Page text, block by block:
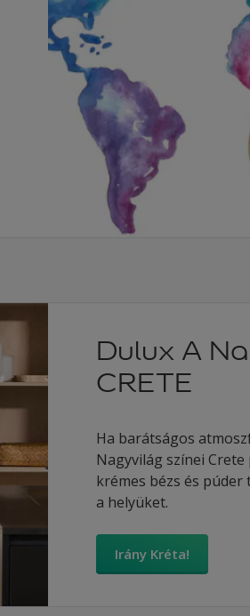
Dulux A
CRETE
Ha barátságos
Nagyvilág színei
krémes bézs és
a helyüket.
Irány Kréta!